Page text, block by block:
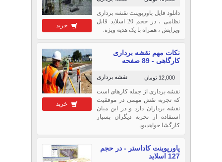
خرید
دانلود فایل پاورپوینت نقشه برداری
نظامی ، در حجم 20 اسلاید قابل
ویرایش ، همراه با یک هدیه ویژه.
خرید
نکات مهم نقشه برداری
کارگاهی - 89 صفحه
نقشه برداری 12,000 تومان
نقشه برداری از جمله کارهای است
که تجربه نقش مهمی در موفقیت
نقشه برداران دارد و در این میان
استفاده از تجربه دیگران بسیار
کارگشا خواهدبود
پاورپوینت کاداستر - در حجم
127 اسلاید